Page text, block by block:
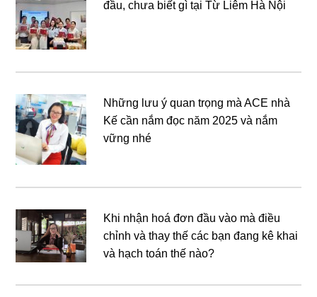
đầu, chưa biết gì tại Từ Liêm Hà Nội
Những lưu ý quan trọng mà ACE nhà
Kế cần nắm đọc năm 2025 và nắm
vững nhé
Khi nhận hoá đơn đầu vào mà điều
chỉnh và thay thế các bạn đang kê khai
và hạch toán thế nào?